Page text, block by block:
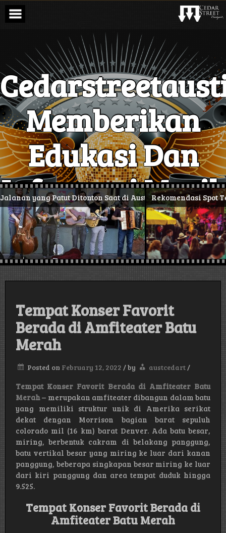
Skip
content
Memberikan
Edukasi Dan
Informasi Musik
live di jalan
austin , Texas,
USA
yang Patut Ditonton Saat di AustinRekomendasi Spot
Tempat Konser Favorit
Berada di Amfiteater Batu
Merah
Posted on February 12, 2022 /by austcedart/
Tempat Konser Favorit Berada di Amfiteater Batu
Merah– merupakan amfiteater dibangun dalam batu
yang memiliki struktur unik di Amerika serikat
dekat dengan Morrison bagian barat sepuluh
colorado mil (16 km) barat Denver. Ada batu besar,
miring, berbentuk cakram di belakang panggung,
batu vertikal besar yang miring ke luar dari kanan
panggung, beberapa singkapan besar miring ke luar
dari kiri panggung dan area tempat duduk hingga
9.525.
Tempat Konser Favorit Berada di
Amfiteater Batu Merah